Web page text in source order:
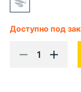
Доступно под
1